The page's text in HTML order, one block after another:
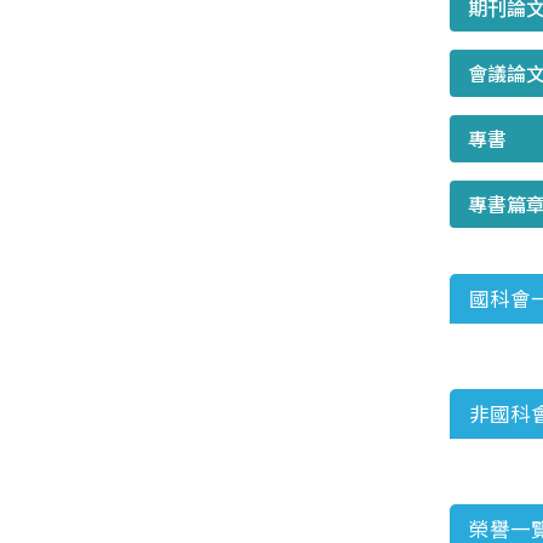
期刊論
會議論
專書
專書篇章
國科會
非國科
榮譽一